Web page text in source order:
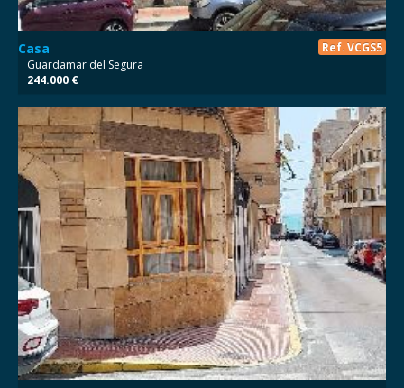
Casa Ref. VCGS5
Guardamar del Segura
244.000 €